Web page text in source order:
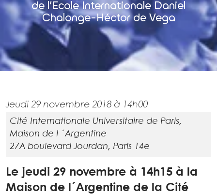
de l’Ecole Internationale Daniel
Chalonge-Héctor de Vega
Jeudi 29 novembre 2018 à 14h00
Cité Internationale Universitaire de Paris,
Maison de l ´Argentine
27A boulevard Jourdan, Paris 14e
Le jeudi 29 novembre à 14h15 à la
Maison de l´Argentine de la Cité